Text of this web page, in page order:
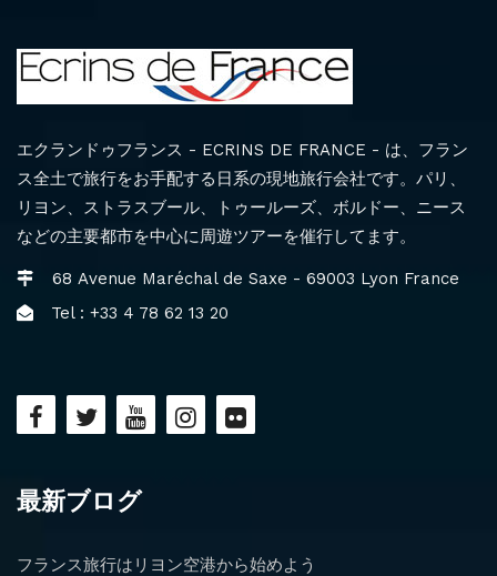
エクランドゥフランス - ECRINS DE FRANCE - は、フラン
ス全土で旅行をお手配する日系の現地旅行会社です。パリ、
リヨン、ストラスブール、トゥールーズ、ボルドー、ニース
などの主要都市を中心に周遊ツアーを催行してます。
68 Avenue Maréchal de Saxe - 69003 Lyon France
Tel : +33 4 78 62 13 20
最新ブログ
フランス旅行はリヨン空港から始めよう